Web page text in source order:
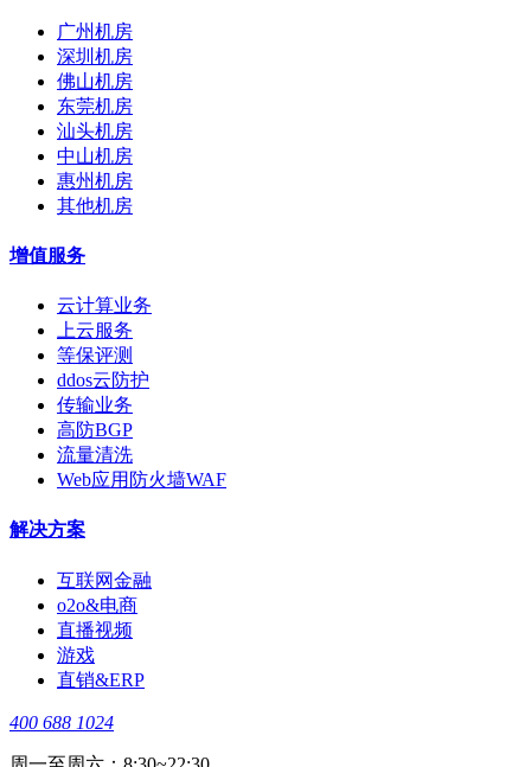
广州机房
深圳机房
佛山机房
东莞机房
汕头机房
中山机房
惠州机房
其他机房
增值服务
云计算业务
上云服务
等保评测
ddos云防护
传输业务
高防BGP
流量清洗
Web应用防火墙WAF
解决方案
互联网金融
o2o&电商
直播视频
游戏
直销&ERP
400 688 1024